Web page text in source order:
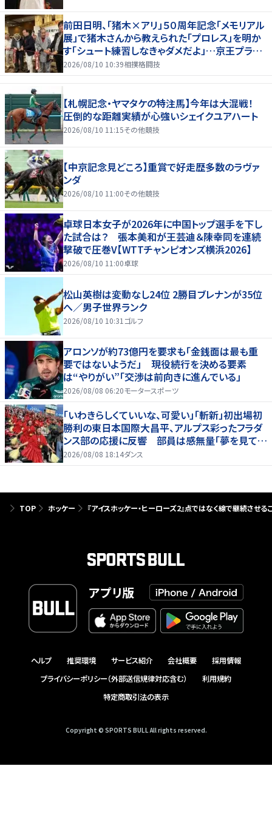
前田日明、「猪木×アリ」５０周年記念「メモリアル
展」で猪木さんから教えられた「プロレス」を明か
す「シュート練習しなきゃダメだよ」…京王プラザ
ホテルで３１日まで
2026/08/10 10:39相撲格闘技
【札幌記念・ヤマタケの特注馬】今年は大混戦！
圧倒的な距離実績が心強いシェイクユアハート
2026/08/10 11:15その他競技
【中京記念見どころ】重賞で好走歴多数のラヴァ
ンダ
2026/08/10 11:00その他競技
卓球日本女子が2026年に中国トップ選手を下し
た試合は？ 張本美和が王芸迪＆陳幸同を連続
撃破で圧巻V【WTTチャンピオンズ横浜2026】
2026/08/10 11:00卓球
松山英樹は変動なし24位 2勝目ブレナンが35位
へ／男子世界ランク
2026/08/10 10:31 ゴルフ
アロンソが約73億円を要求も「金銭面は最も重
要ではないようだ」 現役続行を決める要素
は“やりがい”「交渉は前向きに進んでいる」
2026/08/08 06:20モータースポーツ
「いわきらしくていいな、可愛い」「斬新」初出場初
勝利の東日本国際大昌平、アルプス彩ったフラダ
ンス部の応援に反響 部員は感無量「夢を見てい
るよう」
2026/08/08 18:14ダンス
TOP ホッケー 『アイスホッケー・ヒーローズ2』点ではなく線で継続させる
アプリ版
ヘルプ 推奨環境 サービス紹介 会社概要
採用情報
プライバシーポリシー（外部送信規律対応含む）
利用規約
特定商取引法の表示
Copyright © SPORTS BULL All rights reserved.